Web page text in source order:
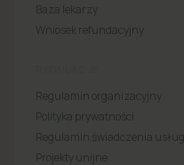
Baza lekarzy
Wniosek refundacyjny
Regulamin organizacyjny
Polityka prywatności
Regulamin świadczenia usług
Projekty unijne